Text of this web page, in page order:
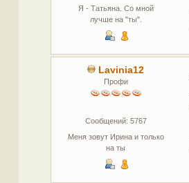
Я - Татьяна. Со мной
лучше на "ты".
Lavinia12
Профи
Сообщений: 5767
Меня зовут Ирина и только
на ты